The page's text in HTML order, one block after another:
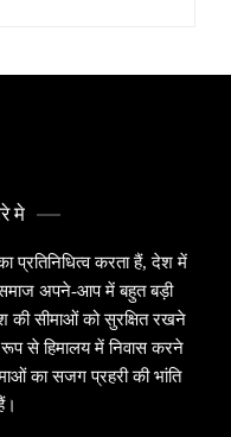
मे
प्रतिनिधित्व करता हैं, देश में
अपने-आप में बहुत बड़ी
की सीमाओं को सुरक्षित रखने
से हिमालय में निवास करने
का सजग प्रहरी की भांति